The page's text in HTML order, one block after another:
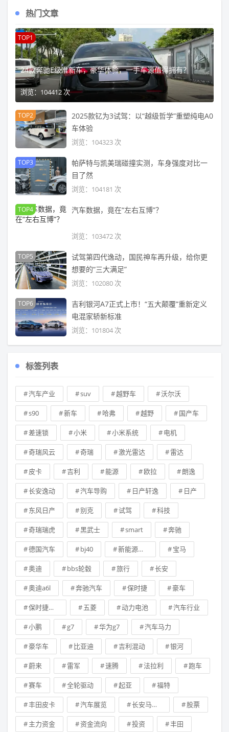
热门文章
TOP1
24款奔驰E级准新车，豪华体验，一手车源值得拥有？
浏览：104412 次
TOP2
2025款钇为3试驾：以“越级哲学”重塑纯电A0
车体验
浏览：104323 次
TOP3
帕萨特与凯美瑞碰撞实测，车身强度对比一
目了然
浏览：104181 次
TOP4 汽车数据，竟在“左右互博”？
浏览：103472 次
TOP5
试驾第四代逸动，国民神车再升级，给你更
想要的“三大满足”
浏览：102080 次
TOP6
吉利银河A7正式上市！“五大颠覆”重新定义
电混家轿新标准
浏览：101804 次
标签列表
汽车产业 suv 越野车 沃尔沃
s90 新车 哈弗 越野 国产车
差速锁 小米 小米系统 电机
奇瑞风云 奇瑞 激光雷达 雷达
皮卡 吉利 能源 欧拉 朗逸
长安逸动 汽车导购 日产轩逸 日产
东风日产 别克 试驾 科技
奇瑞瑞虎 黑武士 smart 奔驰
德国汽车 bj40 新能源汽车 宝马
奥迪 bbs轮毂 旅行 长安
奥迪a6l 奔驰汽车 保时捷 豪车
保时捷卡宴 五菱 动力电池 汽车行业
小鹏 g7 华为g7 汽车马力
豪华车 比亚迪 吉利混动 银河
蔚来 雷军 速腾 法拉利 跑车
赛车 全轮驱动 起亚 福特
丰田皮卡 汽车展览 长安马自达 股票
主力资金 资金流向 投资 丰田